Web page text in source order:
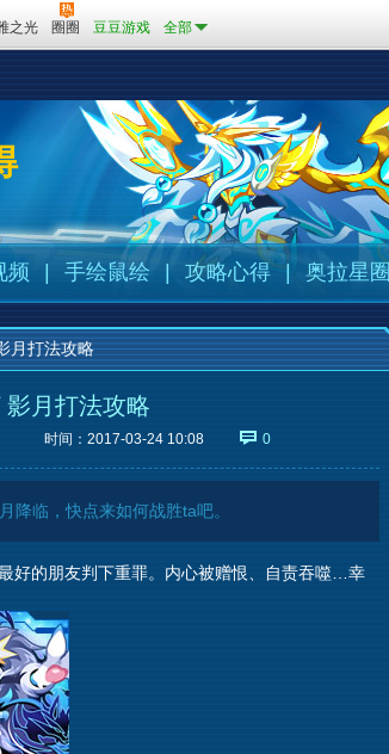
之光 圈圈 豆豆游戏 全部
频 手绘鼠绘 攻略心得 | 奥拉星圈
月打法攻略
月打法攻略
时间：2017-03-24 10:08 0
降临，快点来如何战胜ta吧。
的朋友判下重罪。内心被赠恨、自责吞噬…幸